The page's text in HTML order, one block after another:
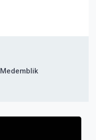
Medemblik